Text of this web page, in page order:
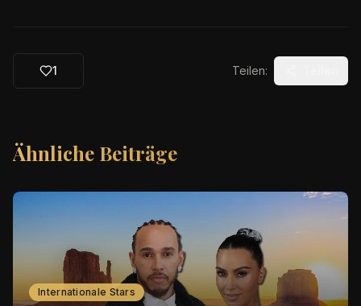
1 Teilen:
Ähnliche Beiträge
Internationale Stars